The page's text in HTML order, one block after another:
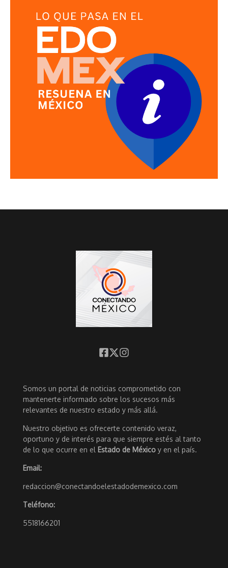
Somos un portal de noticias comprometido con
mantenerte informado sobre los sucesos más
relevantes de nuestro estado y más allá.
Nuestro objetivo es ofrecerte contenido veraz,
oportuno y de interés para que siempre estés al tanto
de lo que ocurre en el Estado de México y en el país.
Email:
redaccion@conectandoelestadodemexico.com
Teléfono:
5518166201